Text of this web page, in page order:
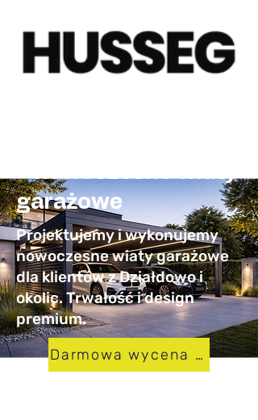
garażowe
Projektujemy i wykonujemy
nowoczesne wiaty garażowe
dla klientów z Działdowo i
okolic. Trwałość i design
premium.
Darmowa wycena w 24h